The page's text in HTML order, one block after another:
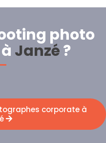
photo
à Janzé?
corporate à